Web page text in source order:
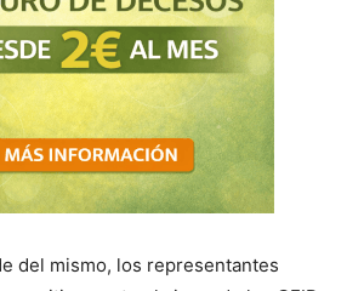
del mismo, los representantes